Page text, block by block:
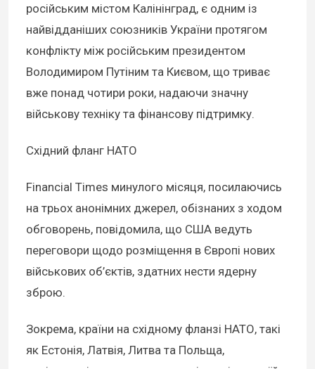
російським містом Калінінград, є одним із
найвідданіших союзників України протягом
конфлікту між російським президентом
Володимиром Путіним та Києвом, що триває
вже понад чотири роки, надаючи значну
військову техніку та фінансову підтримку.
Східний фланг НАТО
Financial Times минулого місяця, посилаючись
на трьох анонімних джерел, обізнаних з ходом
обговорень, повідомила, що США ведуть
переговори щодо розміщення в Європі нових
військових об’єктів, здатних нести ядерну
зброю.
Зокрема, країни на східному фланзі НАТО, такі
як Естонія, Латвія, Литва та Польща,